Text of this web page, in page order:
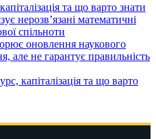
та що варто знати
нерозв’язані математичні
спільноти
оновлення наукового
але не гарантує правильність
капіталізація та що варто